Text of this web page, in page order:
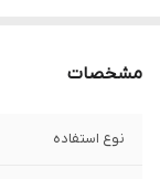
مشخصات
نوع استفاده